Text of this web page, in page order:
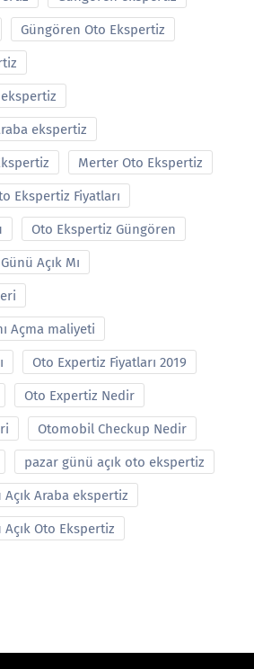
Güngören Oto Ekspertiz
ekspertiz
Merter Oto Ekspertiz
Ekspertiz Fiyatları
Oto Ekspertiz Güngören
Açık Mı
Açma maliyeti
Oto Expertiz Fiyatları 2019
Oto Expertiz Nedir
Otomobil Checkup Nedir
pazar günü açık oto ekspertiz
Araba ekspertiz
Oto Ekspertiz